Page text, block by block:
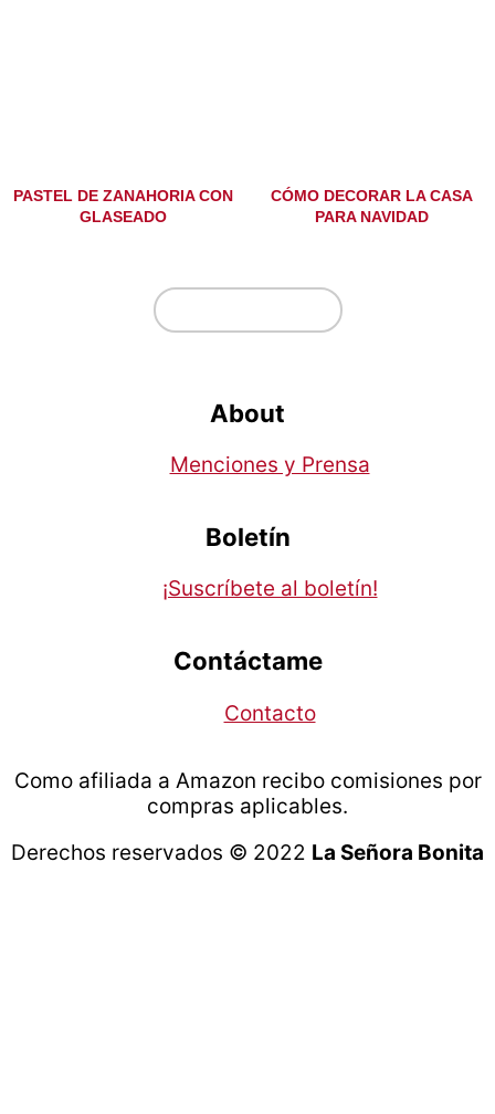
PASTEL DE ZANAHORIA CON
GLASEADO
CÓMO DECORAR LA CASA
PARA NAVIDAD
About
Menciones y Prensa
Boletín
¡Suscríbete al boletín!
Contáctame
Contacto
Como afiliada a Amazon recibo comisiones por
compras aplicables.
Derechos reservados © 2022 La Señora Bonita